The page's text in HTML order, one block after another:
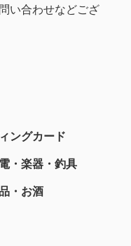
い合わせなどござ
ングカード
・楽器・釣具
・お酒